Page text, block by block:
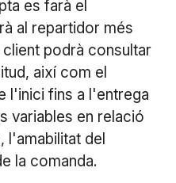
es farà el
al repartidor més
podrà consultar
així com el
l'inici fins a l'entrega
variables en relació
l'amabilitat del
la comanda.